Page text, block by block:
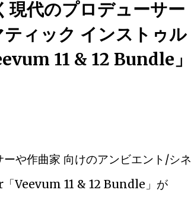
現代のプロデューサー
ィック インストゥル
11 & 12 Bundle」
や作曲家 向けのアンビエント/シネ
Veevum 11 & 12 Bundle」が